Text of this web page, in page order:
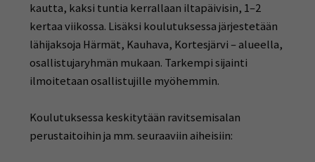
kautta, kaksi tuntia kerrallaan iltapäivisin, 1–2
kertaa viikossa. Lisäksi koulutuksessa järjestetään
lähijaksoja Härmät, Kauhava, Kortesjärvi – alueella,
osallistujaryhmän mukaan. Tarkempi sijainti
ilmoitetaan osallistujille myöhemmin.
Koulutuksessa keskitytään ravitsemisalan
perustaitoihin ja mm. seuraaviin aiheisiin: